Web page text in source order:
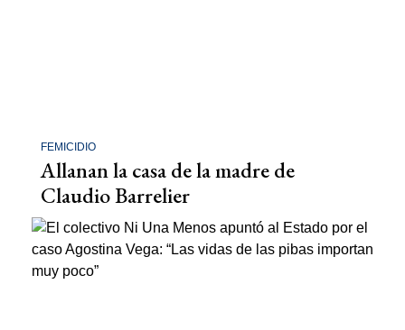
FEMICIDIO
Allanan la casa de la madre de
Claudio Barrelier